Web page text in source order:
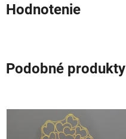
Hodnotenie
Podobné produkty